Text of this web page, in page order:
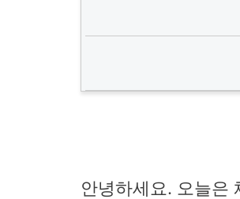
안녕하세요. 오늘은